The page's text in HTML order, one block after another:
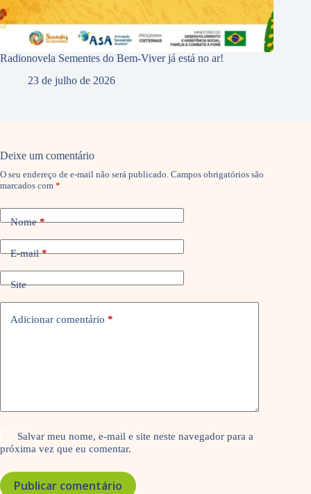
Radionovela Sementes do Bem-Viver já está no ar!
23 de julho de 2026
Deixe um comentário
O seu endereço de e-mail não será publicado. Campos obrigatórios são
marcados com *
Nome*
E-mail*
Site
Adicionar comentário *
Salvar meu nome, e-mail e site neste navegador para a
próxima vez que eu comentar.
Publicar comentário